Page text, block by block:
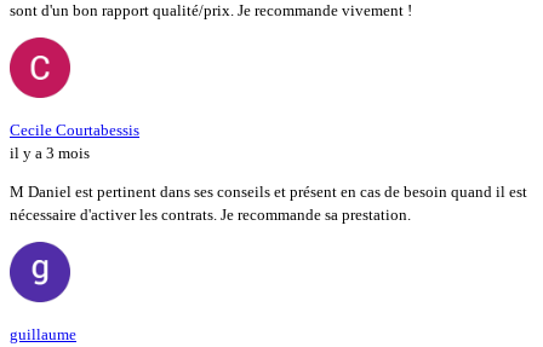
sont d'un bon rapport qualité/prix. Je recommande vivement !
Cecile Courtabessis
il y a 3 mois
M Daniel est pertinent dans ses conseils et présent en cas de besoin quand il est
nécessaire d'activer les contrats. Je recommande sa prestation.
guillaume